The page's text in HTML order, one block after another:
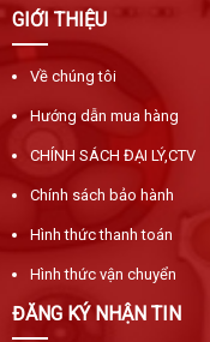
GIỚI THIỆU
Về chúng tôi
Hướng dẫn mua hàng
CHÍNH SÁCH ĐẠI LÝ,CTV
Chính sách bảo hành
Hình thức thanh toán
Hình thức vận chuyển
ĐĂNG KÝ NHẬN TIN